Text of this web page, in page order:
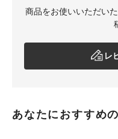
商品をお使いいただい
レ
あなたにおすすめ